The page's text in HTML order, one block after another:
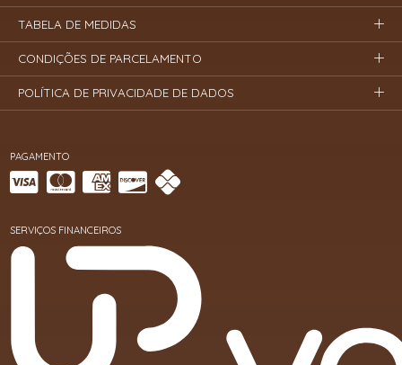
PAGAMENTO
SERVIÇOS FINANCEIROS
TABELA DE MEDIDAS
CONDIÇÕES DE PARCELAMENTO
POLÍTICA DE PRIVACIDADE DE DADOS